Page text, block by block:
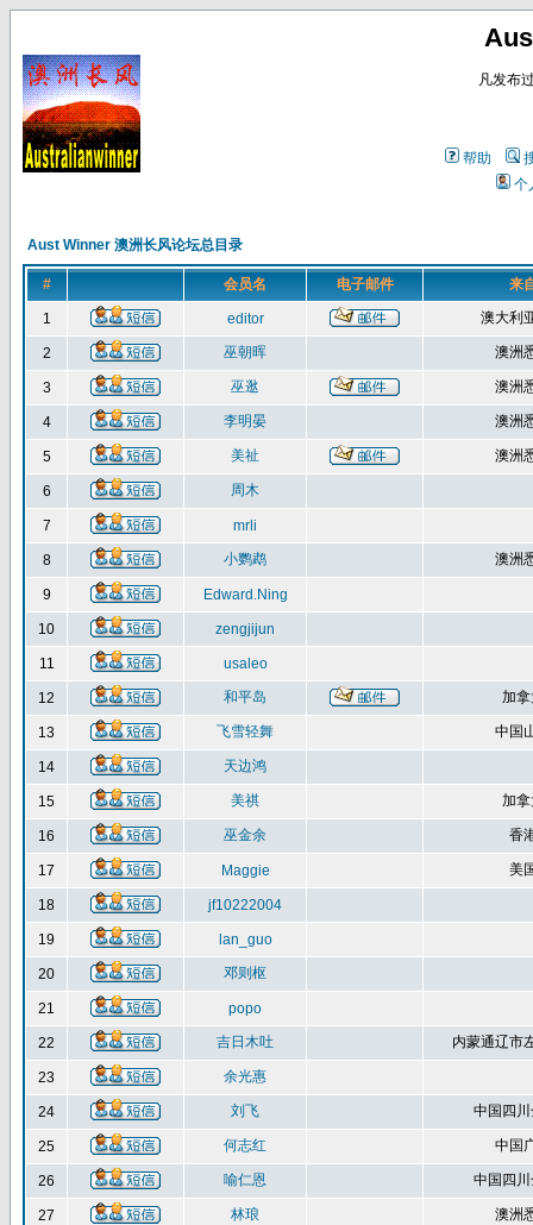
凡发布
帮助
个
Aust Winner 澳洲长风论坛总目录
# 会员名 电子邮件 来
1 editor 澳大利
2 巫朝晖 澳洲
3 巫逖 澳洲
4 李明晏 澳洲
5 美祉 澳洲
6 周木
7 mrli
8 小鹦鹉 澳洲
9 Edward.Ning
10 zengjijun
11 usaleo
12 和平岛 加拿
13 飞雪轻舞 中国
14 天边鸿
15 美祺 加拿
16 巫金余 香
17 Maggie 美
18 jf10222004
19 lan_guo
20 邓则枢
21 popo
22 吉日木吐 内蒙通辽市
23 余光惠
24 刘飞 中国四
25 何志红 中国
26 喻仁恩 中国四
27 林琅 澳洲